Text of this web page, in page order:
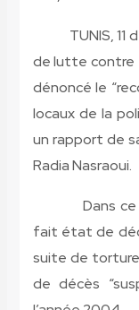
TUNIS, 11
de lutte contre
dénoncé le
locaux de la
un rapport de
Radia Nasraoui.
Dans ce
fait état de
suite de
de décès